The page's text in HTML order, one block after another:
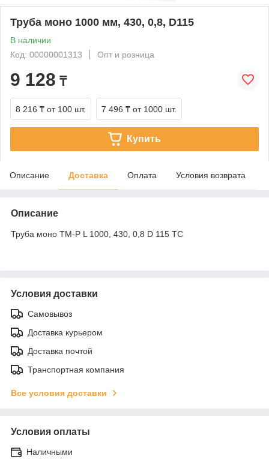
Труба моно 1000 мм, 430, 0,8, D115
В наличии
Код: 00000001313
Опт и розница
9 128 ₸
8 216 ₸ от 100 шт. 7 496 ₸ от 1000 шт.
Купить
Описание Доставка Оплата Условия возврата
Описание
Труба моно ТМ-Р L 1000, 430, 0,8 D 115 ТС
Условия доставки
Самовывоз
Доставка курьером
Доставка почтой
Транспортная компания
Все условия доставки
Условия оплаты
Наличными